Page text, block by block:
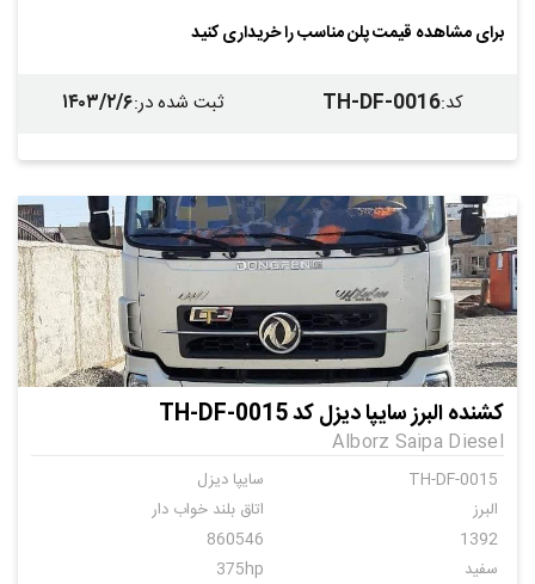
برای مشاهده قیمت پلن مناسب را خریداری کنید
کد:
TH-DF-0016 ثبت شده در:۱۴۰۳/۲/۶
کشنده البرز سایپا دیزل کد TH-DF-0015
Alborz Saipa Diesel
TH-DF-0015
سایپا دیزل
البرز
اتاق بلند خواب دار
1392
860546
سفید
375hp